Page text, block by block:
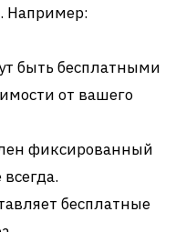
Например:
быть бесплатными
от вашего
фиксированный
бесплатные